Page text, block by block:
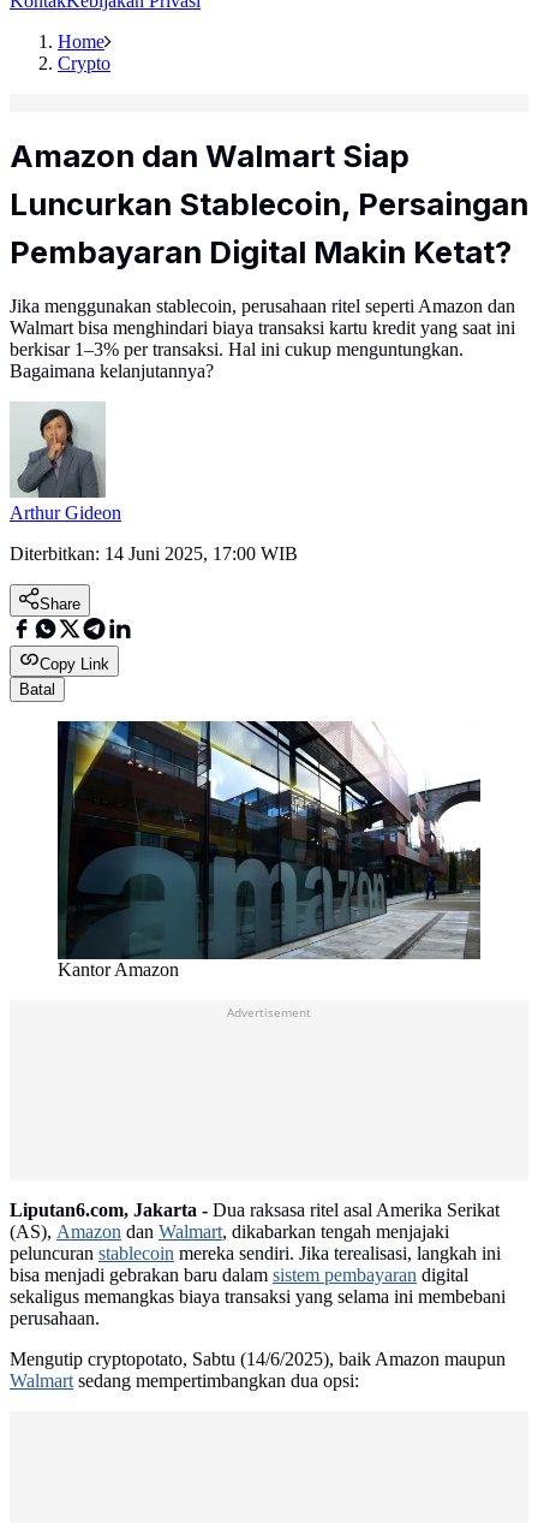
Home
Crypto
Amazon dan Walmart Siap
Luncurkan Stablecoin, Persaingan
Pembayaran Digital Makin Ketat?
Jika menggunakan stablecoin, perusahaan ritel seperti Amazon dan
Walmart bisa menghindari biaya transaksi kartu kredit yang saat ini
berkisar 1–3% per transaksi. Hal ini cukup menguntungkan.
Bagaimana kelanjutannya?
Arthur Gideon
Diterbitkan: 14 Juni 2025, 17:00 WIB
Share
Copy Link
Batal
Kantor Amazon
Advertisement
Liputan6.com, Jakarta - Dua raksasa ritel asal Amerika Serikat
(AS), Amazon dan Walmart, dikabarkan tengah menjajaki
peluncuran stablecoin mereka sendiri. Jika terealisasi, langkah ini
bisa menjadi gebrakan baru dalam sistem pembayaran digital
sekaligus memangkas biaya transaksi yang selama ini membebani
perusahaan.
Mengutip cryptopotato, Sabtu (14/6/2025), baik Amazon maupun
Walmartsedang mempertimbangkan dua opsi: